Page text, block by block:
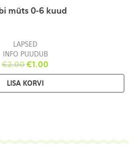
müts 0-6 kuud
LAPSED
INFO PUUDUB
€2.00 €1.00
LISA KORVI